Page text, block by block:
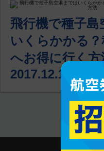
飛行機で種子島
いくらかかる
へお得に行く方
2017.12.12